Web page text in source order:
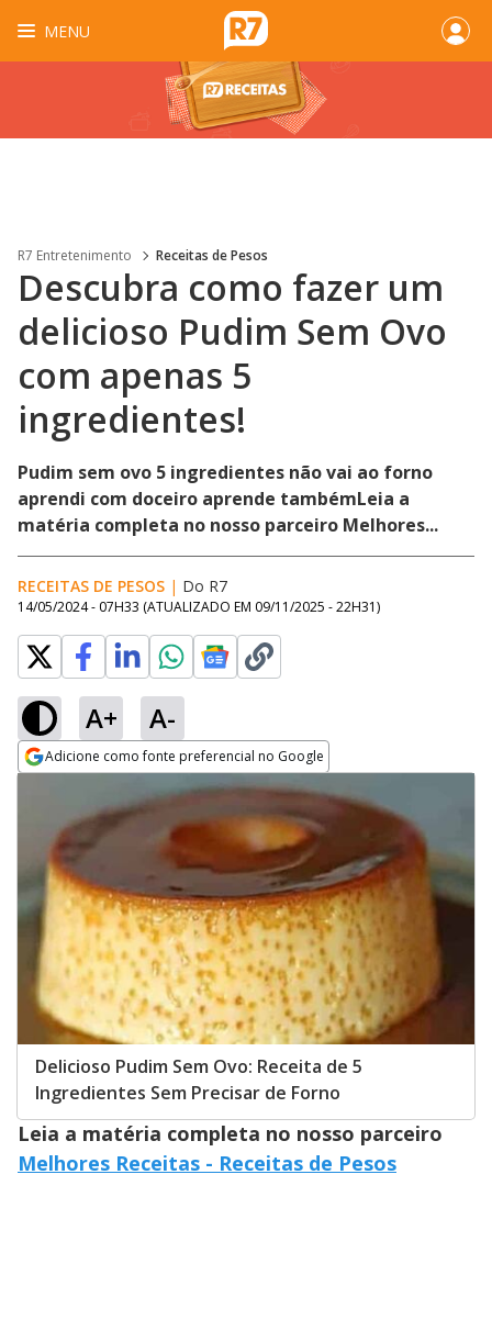
MENU
R7 Entretenimento Receitas de Pesos
Descubra como fazer um
delicioso Pudim Sem Ovo
com apenas 5
ingredientes!
Pudim sem ovo 5 ingredientes não vai ao forno
aprendi com doceiro aprende tambémLeia a
matéria completa no nosso parceiro Melhores...
RECEITAS DE PESOS | Do R7
14/05/2024 - 07H33 (ATUALIZADO EM 09/11/2025 - 22H31)
A+ A-
Adicione como fonte preferencial no Google
Opens in new window
Delicioso Pudim Sem Ovo: Receita de 5
Ingredientes Sem Precisar de Forno
Leia a matéria completa no nosso parceiro
Melhores Receitas - Receitas de Pesos